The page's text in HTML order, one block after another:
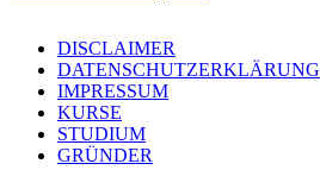
DISCLAIMER
DATENSCHUTZERKLÄRUNG
IMPRESSUM
KURSE
STUDIUM
GRÜNDER